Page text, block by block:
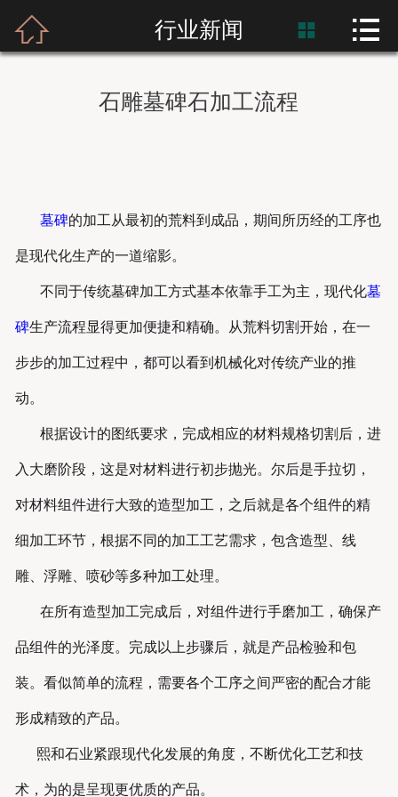
首页
新闻资讯
产品应用
 行业新闻  
石雕墓碑石加工流程
墓碑的加工从最初的荒料到成品，期间所历经的工序也
是现代化生产的一道缩影。
不同于传统墓碑加工方式基本依靠手工为主，现代化墓
碑生产流程显得更加便捷和精确。从荒料切割开始，在一
步步的加工过程中，都可以看到机械化对传统产业的推
动。
根据设计的图纸要求，完成相应的材料规格切割后，进
入大磨阶段，这是对材料进行初步抛光。尔后是手拉切，
对材料组件进行大致的造型加工，之后就是各个组件的精
细加工环节，根据不同的加工工艺需求，包含造型、线
雕、浮雕、喷砂等多种加工处理。
在所有造型加工完成后，对组件进行手磨加工，确保产
品组件的光泽度。完成以上步骤后，就是产品检验和包
装。看似简单的流程，需要各个工序之间严密的配合才能
形成精致的产品。
熙和石业紧跟现代化发展的角度，不断优化工艺和技
术，为的是呈现更优质的产品。